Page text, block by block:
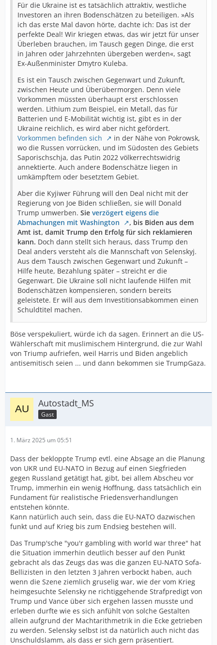
Für die Ukraine ist es tatsächlich attraktiv, westliche
Investoren an ihren Bodenschätzen zu beteiligen. »Als
ich das erste Mal davon hörte, dachte ich: Das ist der
perfekte Deal! Wir kriegen etwas, das wir jetzt für unser
Überleben brauchen, im Tausch gegen Dinge, die erst
in Jahren oder Jahrzehnten übergeben werden«, sagt
Ex-Außenminister Dmytro Kuleba.
Es ist ein Tausch zwischen Gegenwart und Zukunft,
zwischen Heute und Überübermorgen. Denn viele
Vorkommen müssten überhaupt erst erschlossen
werden. Lithium zum Beispiel, ein Metall, das für
Batterien und E-Mobilität wichtig ist, gibt es in der
Ukraine reichlich, es wird aber nicht gefördert.
Vorkommen befinden sich
in der Nähe von Pokrowsk,
wo die Russen vorrücken, und im Südosten des Gebiets
Saporischschja, das Putin 2022 völkerrechtswidrig
annektierte. Auch andere Bodenschätze liegen in
umkämpftem oder besetztem Gebiet.
Aber die Kyjiwer Führung will den Deal nicht mit der
Regierung von Joe Biden schließen, sie will Donald
Trump umwerben. Sie verzögert eigens die
Abmachungen mit Washington
, bis Biden aus dem
Amt ist, damit Trump den Erfolg für sich reklamieren
kann. Doch dann stellt sich heraus, dass Trump den
Deal anders versteht als die Mannschaft von Selenskyj.
Aus dem Tausch zwischen Gegenwart und Zukunft –
Hilfe heute, Bezahlung später – streicht er die
Gegenwart. Die Ukraine soll nicht laufende Hilfen mit
Bodenschätzen kompensieren, sondern bereits
geleistete. Er will aus dem Investitionsabkommen einen
Schuldtitel machen.
Böse verspekuliert, würde ich da sagen. Erinnert an die US-
Wählerschaft mit muslimischem Hintergrund, die zur Wahl
von Triump aufriefen, weil Harris und Biden angeblich
antisemitisch seien ... und dann bekommen sie TrumpGaza.
Autostadt_MS
Gast
1. März 2025 um 05:51
Dass der bekloppte Trump evtl. eine Absage an die Planung
von UKR und EU-NATO in Bezug auf einen Siegfrieden
gegen Russland getätigt hat, gibt, bei allem Abscheu vor
Trump, immerhin ein wenig Hoffnung, dass tatsächlich ein
Fundament für realistische Friedensverhandlungen
entstehen könnte.
Kann natürlich auch sein, dass die EU-NATO dazwischen
funkt und auf Krieg bis zum Endsieg bestehen will.
Das Trump'sche "you'r gambling with world war three" hat
die Situation immerhin deutlich besser auf den Punkt
gebracht als das Zeugs das was die ganzen EU-NATO Sofa-
Bellizisten in den letzten 3 Jahren verbockt haben, auch
wenn die Szene ziemlich gruselig war, wie der vom Krieg
heimgesuchte Selensky ne richtiggehende Strafpredigt von
Trump und Vance über sich ergehen lassen musste und
erleben durfte wie es sich anfühlt von solche Gestalten
allein aufgrund der Machtarithmetrik in die Ecke getrieben
zu werden. Selensky selbst ist da natürlich auch nicht das
Unschuldslamm, als dass er sich gern präsentiert.